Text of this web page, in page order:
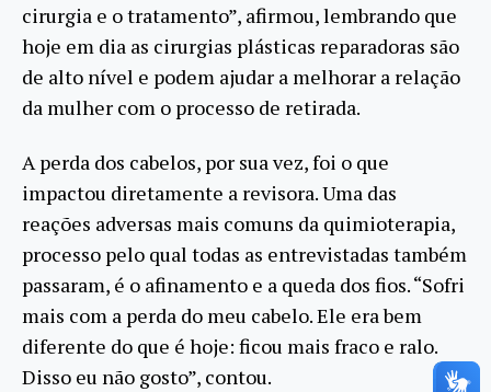
cirurgia e o tratamento”, afirmou, lembrando que
hoje em dia as cirurgias plásticas reparadoras são
de alto nível e podem ajudar a melhorar a relação
da mulher com o processo de retirada.
A perda dos cabelos, por sua vez, foi o que
impactou diretamente a revisora. Uma das
reações adversas mais comuns da quimioterapia,
processo pelo qual todas as entrevistadas também
passaram, é o afinamento e a queda dos fios. “Sofri
mais com a perda do meu cabelo. Ele era bem
diferente do que é hoje: ficou mais fraco e ralo.
Disso eu não gosto”, contou.